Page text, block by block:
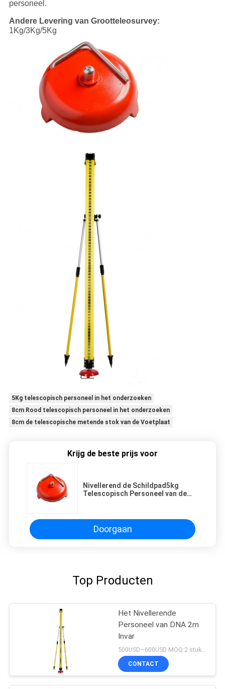
personeel.
Andere Levering van Grootteleosurvey:
1Kg/3Kg/5Kg
5Kg telescopisch personeel in het onderzoeken
8cm Rood telescopisch personeel in het onderzoeken
8cm de telescopische metende stok van de Voetplaat
Krijg de beste prijs voor
Nivellerend de Schildpad5kg
Telescopisch Personeel van de
Doorgaan
Top Producten
Het Nivellerende
Personeel van DNA 2m
Invar
500USD~600USD MOQ:2 stukken
CONTACT